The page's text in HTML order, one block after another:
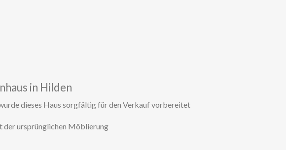
in Hilden
dieses Haus sorgfältig für den Verkauf vorbereitet
der ursprünglichen Möblierung